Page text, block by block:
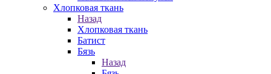
Хлопковая ткань
Назад
Хлопковая ткань
Батист
Бязь
Назад